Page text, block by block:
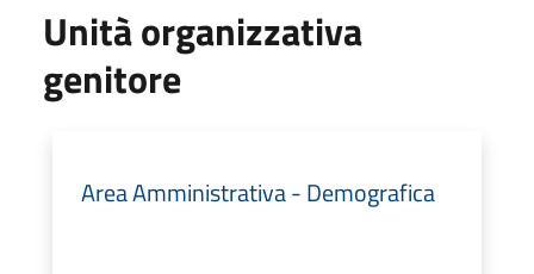
Unità organizzativa
genitore
Area Amministrativa - Demografica